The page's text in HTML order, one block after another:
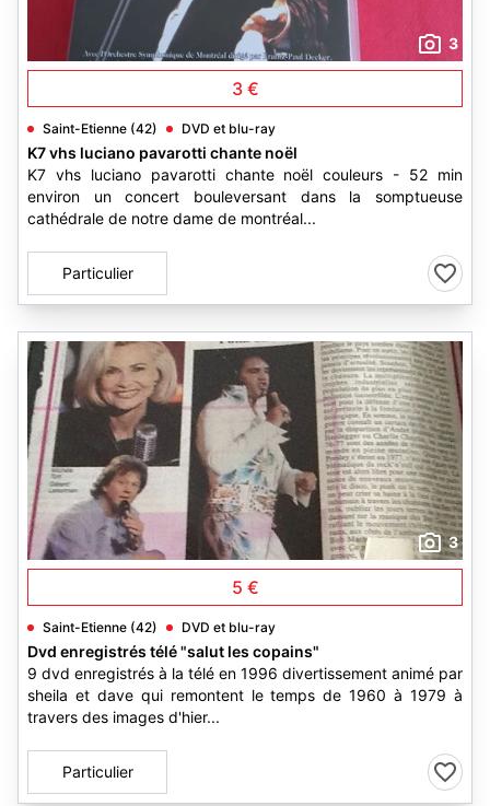
3
3 €
Saint-Etienne (42) DVD et blu-ray
K7 vhs luciano pavarotti chante noël
K7 vhs luciano pavarotti chante noël couleurs - 52 min
environ un concert bouleversant dans la somptueuse
cathédrale de notre dame de montréal...
Particulier
3
5 €
Saint-Etienne (42) DVD et blu-ray
Dvd enregistrés télé "salut les copains"
9 dvd enregistrés à la télé en 1996 divertissement animé par
sheila et dave qui remontent le temps de 1960 à 1979 à
travers des images d'hier...
Particulier